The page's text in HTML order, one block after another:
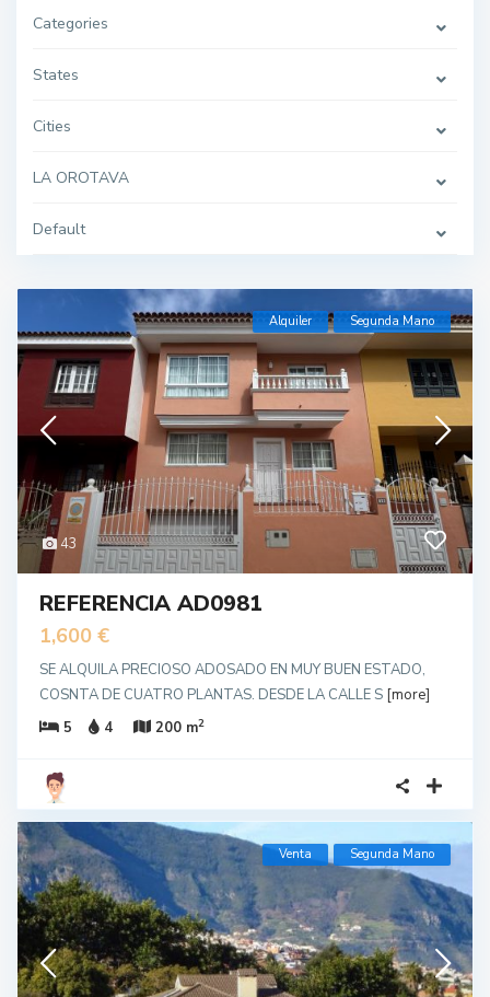
Categories
States
Cities
LA OROTAVA
Default
43
Alquiler Segunda Mano
REFERENCIA AD0981
1,600 €
SE ALQUILA PRECIOSO ADOSADO EN MUY BUEN ESTADO,
COSNTA DE CUATRO PLANTAS. DESDE LA CALLE S [more]
5
4 200 m2
Venta Segunda Mano